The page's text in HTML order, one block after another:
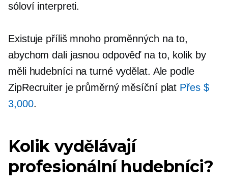
sóloví interpreti.
Existuje příliš mnoho proměnných na to,
abychom dali jasnou odpověď na to, kolik by
měli hudebníci na turné vydělat. Ale podle
ZipRecruiter je průměrný měsíční plat Přes $
3,000.
Kolik vydělávají
profesionální hudebníci?